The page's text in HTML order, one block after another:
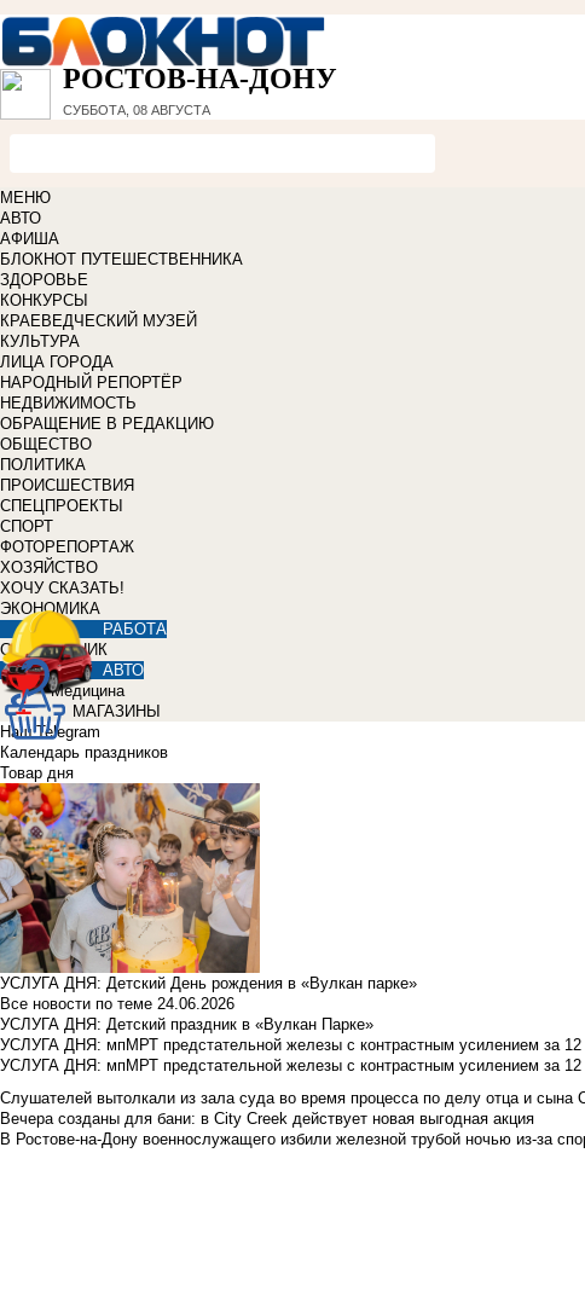
РОСТОВ-НА-ДОНУ
СУББОТА, 08 АВГУСТА
МЕНЮ
АВТО
АФИША
БЛОКНОТ ПУТЕШЕСТВЕННИКА
ЗДОРОВЬЕ
КОНКУРСЫ
КРАЕВЕДЧЕСКИЙ МУЗЕЙ
КУЛЬТУРА
ЛИЦА ГОРОДА
НАРОДНЫЙ РЕПОРТЁР
НЕДВИЖИМОСТЬ
ОБРАЩЕНИЕ В РЕДАКЦИЮ
ОБЩЕСТВО
ПОЛИТИКА
ПРОИСШЕСТВИЯ
СПЕЦПРОЕКТЫ
СПОРТ
ФОТОРЕПОРТАЖ
ХОЗЯЙСТВО
ХОЧУ СКАЗАТЬ!
ЭКОНОМИКА
РАБОТА
СПРАВОЧНИК
АВТО
Медицина
МАГАЗИНЫ
Наш Telegram
Календарь праздников
Товар дня
УСЛУГА ДНЯ: Детский День рождения в «Вулкан парке»
Все новости по теме 24.06.2026
УСЛУГА ДНЯ: Детский праздник в «Вулкан Парке»
УСЛУГА ДНЯ: мпМРТ предстательной железы с контрастным усилением за 12
УСЛУГА ДНЯ: мпМРТ предстательной железы с контрастным усилением за 12
Слушателей вытолкали из зала суда во время процесса по делу отца и сына
Вечера созданы для бани: в City Creek действует новая выгодная акция
В Ростове-на-Дону военнослужащего избили железной трубой ночью из-за